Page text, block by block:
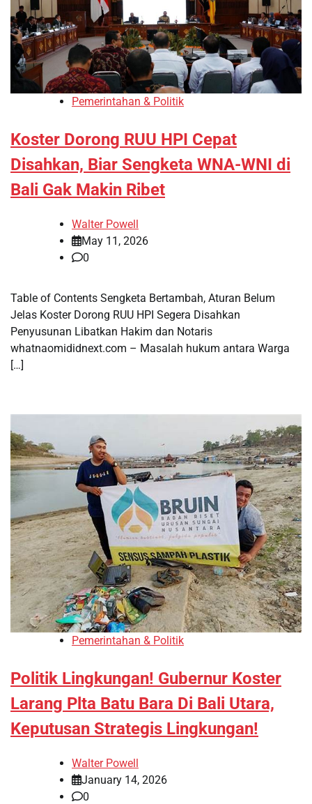
Pemerintahan & Politik
Koster Dorong RUU HPI Cepat
Disahkan, Biar Sengketa WNA-WNI di
Bali Gak Makin Ribet
Walter Powell
May 11, 2026
0
Table of Contents Sengketa Bertambah, Aturan Belum
Jelas Koster Dorong RUU HPI Segera Disahkan
Penyusunan Libatkan Hakim dan Notaris
whatnaomididnext.com – Masalah hukum antara Warga
[…]
Pemerintahan & Politik
Politik Lingkungan! Gubernur Koster
Larang Plta Batu Bara Di Bali Utara,
Keputusan Strategis Lingkungan!
Walter Powell
January 14, 2026
0